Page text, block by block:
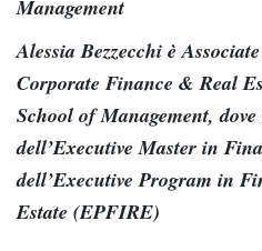
Management
Alessia Bezzecchi è
Corporate Finance & Real
School of Management,
dell’Executive Master in
dell’Executive Program in
Estate (EPFIRE)